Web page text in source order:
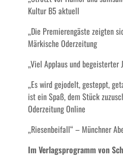
Kultur B5 aktuell
„Die Premierengäste zeigten
Märkische Oderzeitung
„Viel Applaus und begeisterter
„Es wird gejodelt, gesteppt,
ist ein Spaß, dem Stück
Oderzeitung Online
„Riesenbeifall“ – Münchner
Im Verlagsprogramm von